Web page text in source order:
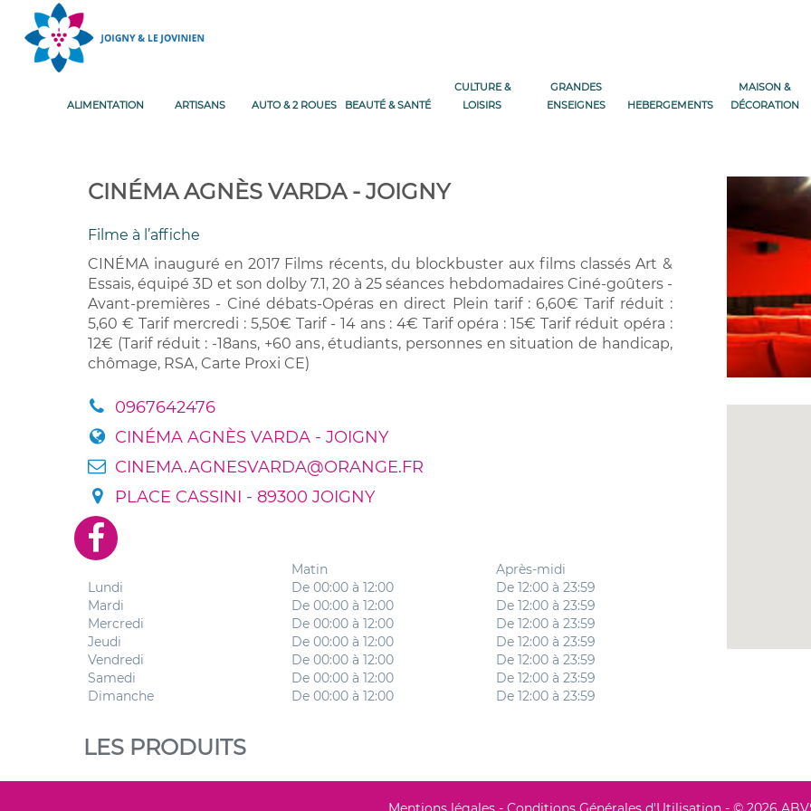
ALIMENTATION ARTISANS AUTO & 2 ROUES BEAUTÉ & SANTÉ
CULTURE &
LOISIRS
GRANDES
ENSEIGNES
HEBERGEMENTS
MAISON &
DÉCORATION
CINÉMA AGNÈS VARDA - JOIGNY
Filme à l’affiche
CINÉMA inauguré en 2017 Films récents, du blockbuster aux films classés Art &
Essais, équipé 3D et son dolby 7.1, 20 à 25 séances hebdomadaires Ciné-goûters -
Avant-premières - Ciné débats-Opéras en direct Plein tarif : 6,60€ Tarif réduit :
5,60 € Tarif mercredi : 5,50€ Tarif - 14 ans : 4€ Tarif opéra : 15€ Tarif réduit opéra :
12€ (Tarif réduit : -18ans, +60 ans, étudiants, personnes en situation de handicap,
chômage, RSA, Carte Proxi CE)
0967642476
CINÉMA AGNÈS VARDA - JOIGNY
CINEMA.AGNESVARDA@ORANGE.FR
PLACE CASSINI - 89300 JOIGNY
Matin
Après-midi
Lundi
De 00:00 à 12:00
De 12:00 à 23:59
Mardi
De 00:00 à 12:00
De 12:00 à 23:59
Mercredi
De 00:00 à 12:00
De 12:00 à 23:59
Jeudi
De 00:00 à 12:00
De 12:00 à 23:59
Vendredi
De 00:00 à 12:00
De 12:00 à 23:59
Samedi
De 00:00 à 12:00
De 12:00 à 23:59
Dimanche
De 00:00 à 12:00 De 12:00 à 23:59
LES PRODUITS